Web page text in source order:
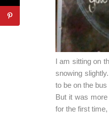
I am sitting on
snowing
to be on the
But it was
for the first